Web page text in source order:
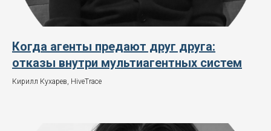
Когда агенты предают друг друга:
отказы внутри мультиагентных систем
Кирилл Кухарев, HiveTrace